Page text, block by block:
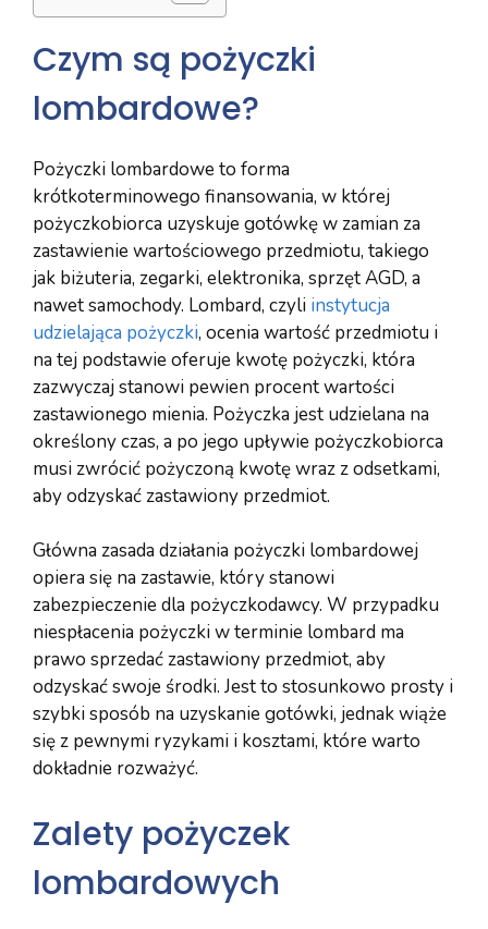
Czym są pożyczki
lombardowe?
Pożyczki lombardowe to forma
krótkoterminowego finansowania, w której
pożyczkobiorca uzyskuje gotówkę w zamian za
zastawienie wartościowego przedmiotu, takiego
jak biżuteria, zegarki, elektronika, sprzęt AGD, a
nawet samochody. Lombard, czyli instytucja
udzielająca pożyczki, ocenia wartość przedmiotu i
na tej podstawie oferuje kwotę pożyczki, która
zazwyczaj stanowi pewien procent wartości
zastawionego mienia. Pożyczka jest udzielana na
określony czas, a po jego upływie pożyczkobiorca
musi zwrócić pożyczoną kwotę wraz z odsetkami,
aby odzyskać zastawiony przedmiot.
Główna zasada działania pożyczki lombardowej
opiera się na zastawie, który stanowi
zabezpieczenie dla pożyczkodawcy. W przypadku
niespłacenia pożyczki w terminie lombard ma
prawo sprzedać zastawiony przedmiot, aby
odzyskać swoje środki. Jest to stosunkowo prosty i
szybki sposób na uzyskanie gotówki, jednak wiąże
się z pewnymi ryzykami i kosztami, które warto
dokładnie rozważyć.
Zalety pożyczek
lombardowych